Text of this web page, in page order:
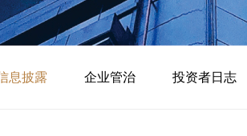
息披露 企业管治 投资者日志